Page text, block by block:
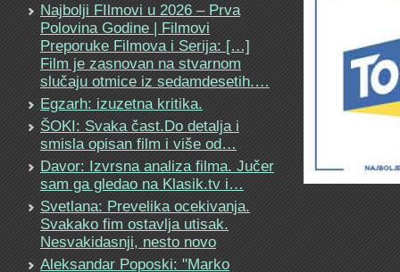
Najbolji FIlmovi u 2026 – Prva
Polovina Godine | Filmovi
Preporuke Filmova i Serija: […]
Film je zasnovan na stvarnom
slučaju otmice iz sedamdesetih.…
Egzarh: izuzetna kritika.
ŠOKI: Svaka čast.Do detalja i
smisla opisan film i više od…
Davor: Izvrsna analiza filma. Jučer
sam ga gledao na Klasik.tv i…
Svetlana: Prevelika ocekivanja.
Svakako fim ostavlja utisak.
Nesvakidasnji, nesto novo
Aleksandar Poposki: "Marko